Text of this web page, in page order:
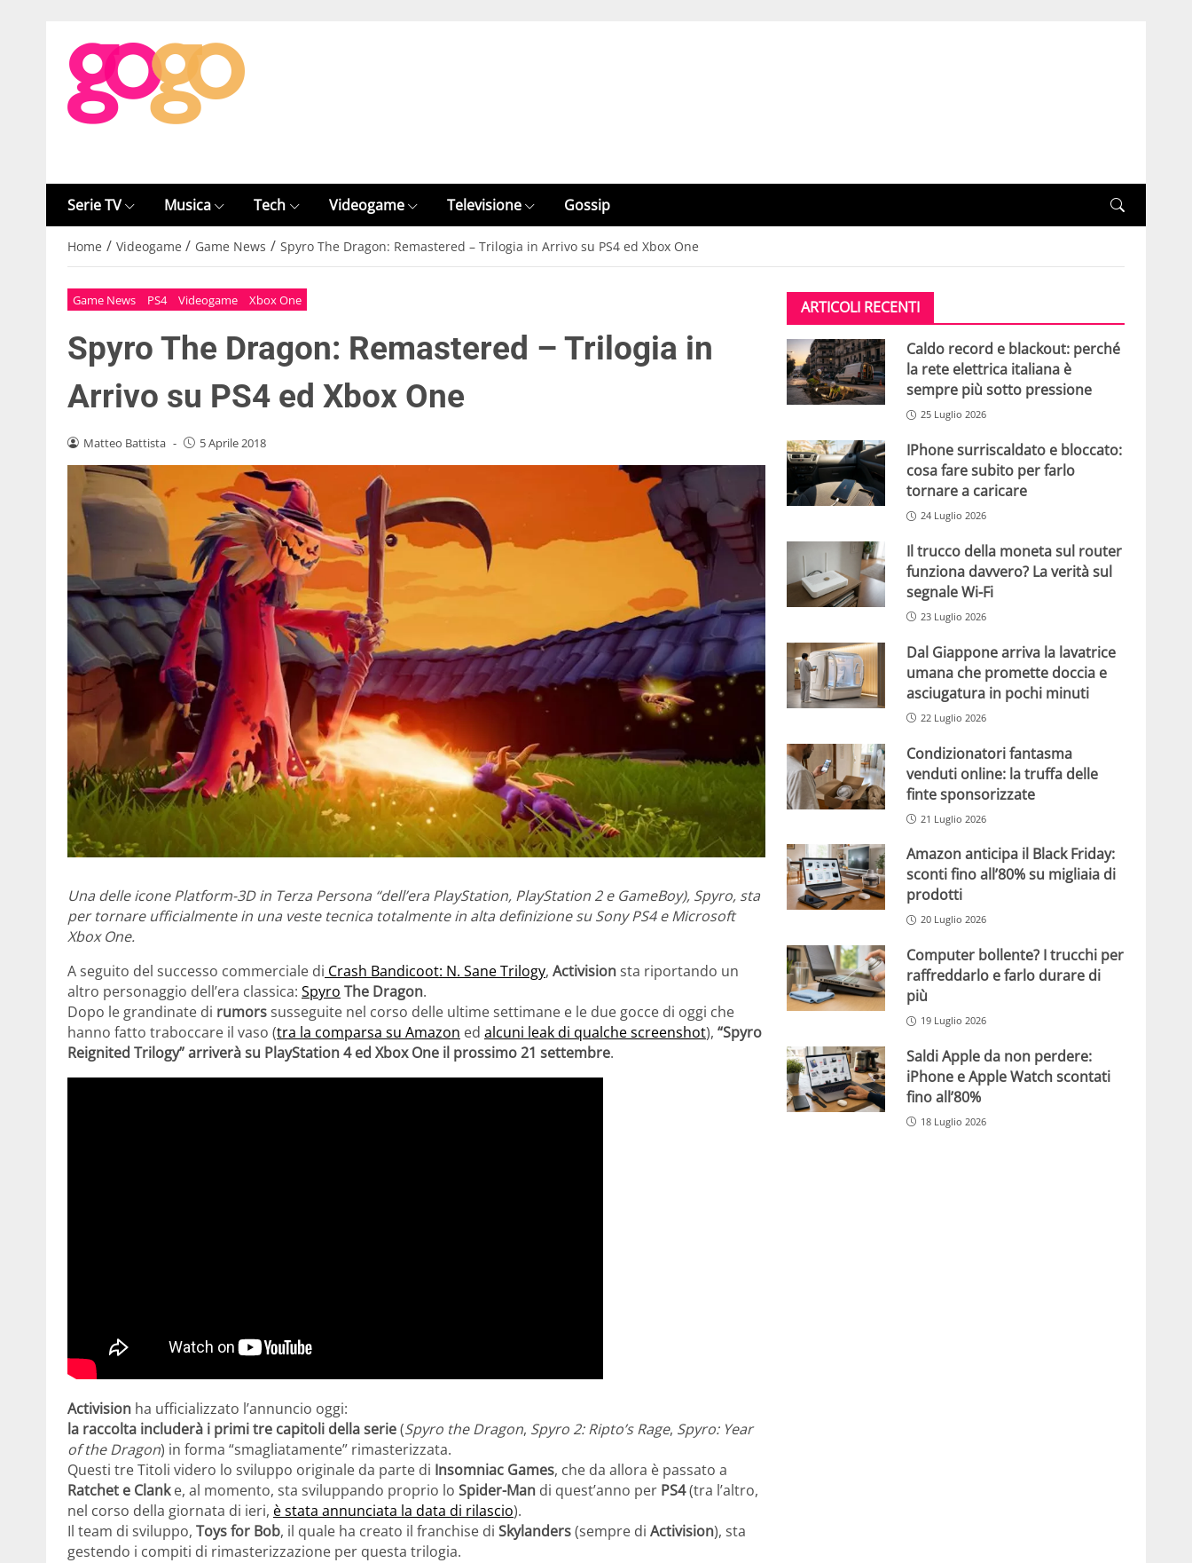
Serie TV Musica Tech Videogame Televisione Gossip
Home / Videogame / Game News / Spyro The Dragon: Remastered – Trilogia in Arrivo su PS4 ed Xbox One
Game News PS4 Videogame Xbox One
Spyro The Dragon: Remastered – Trilogia in
Arrivo su PS4 ed Xbox One
Matteo Battista - 5 Aprile 2018
Una delle icone Platform-3D in Terza Persona “dell’era PlayStation, PlayStation 2 e GameBoy), Spyro, sta
per tornare ufficialmente in una veste tecnica totalmente in alta definizione su Sony PS4 e Microsoft
Xbox One.
A seguito del successo commerciale di Crash Bandicoot: N. Sane Trilogy, Activisionsta riportando un
altro personaggio dell’era classica: Spyro The Dragon.
Dopo le grandinate di rumorssusseguite nel corso delle ultime settimane e le due gocce di oggi che
hanno fatto traboccare il vaso (tra la comparsa su Amazon ed alcuni leak di qualche screenshot), “Spyro
Reignited Trilogy” arriverà su PlayStation 4 ed Xbox One il prossimo 21 settembre.
Activision ha ufficializzato l’annuncio oggi:
la raccolta includerà i primi tre capitoli della serie(Spyro the Dragon, Spyro 2: Ripto’s Rage, Spyro: Year
of the Dragon) in forma “smagliatamente” rimasterizzata.
Questi tre Titoli videro lo sviluppo originale da parte di Insomniac Games, che da allora è passato a
Ratchet e Clanke, al momento, sta sviluppando proprio lo Spider-Man di quest’anno per PS4(tra l’altro,
nel corso della giornata di ieri, è stata annunciata la data di rilascio).
Il team di sviluppo, Toys for Bob, il quale ha creato il franchise di Skylanders(sempre di Activision), sta
gestendo i compiti di rimasterizzazione per questa trilogia.
ARTICOLI RECENTI
Caldo record e blackout: perché
la rete elettrica italiana è
sempre più sotto pressione
25 Luglio 2026
IPhone surriscaldato e bloccato:
cosa fare subito per farlo
tornare a caricare
24 Luglio 2026
Il trucco della moneta sul router
funziona davvero? La verità sul
segnale Wi-Fi
23 Luglio 2026
Dal Giappone arriva la lavatrice
umana che promette doccia e
asciugatura in pochi minuti
22 Luglio 2026
Condizionatori fantasma
venduti online: la truffa delle
finte sponsorizzate
21 Luglio 2026
Amazon anticipa il Black Friday:
sconti fino all’80% su migliaia di
prodotti
20 Luglio 2026
Computer bollente? I trucchi per
raffreddarlo e farlo durare di
più
19 Luglio 2026
Saldi Apple da non perdere:
iPhone e Apple Watch scontati
fino all’80%
18 Luglio 2026